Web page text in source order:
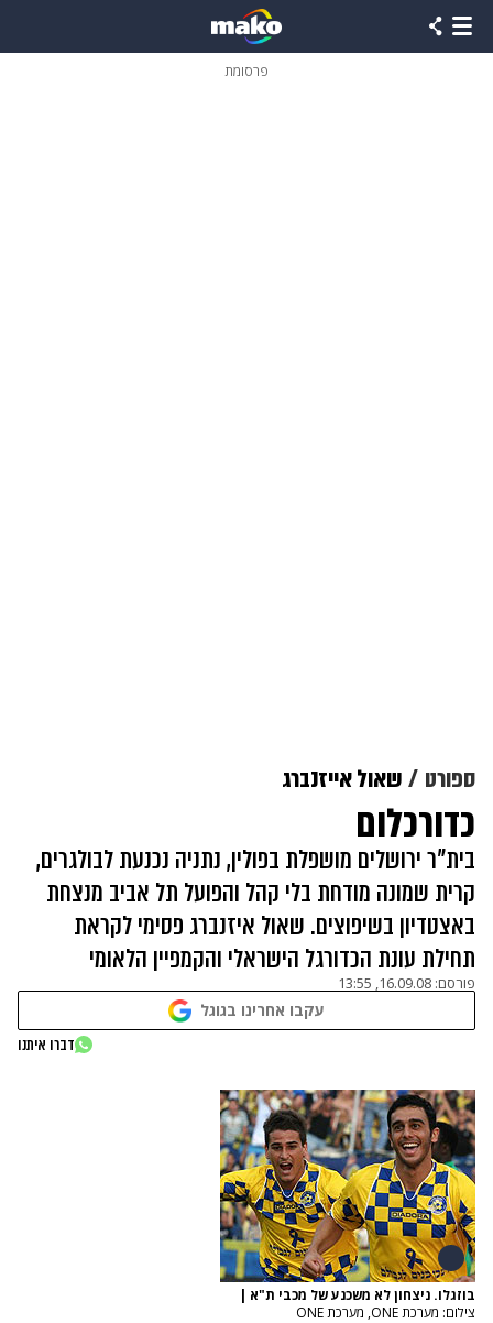
פרסומת
ספורט שאול אייזנברג
כדורכלום
בית"ר ירושלים מושפלת בפולין, נתניה נכנעת לבולגרים,
קרית שמונה מודחת בלי קהל והפועל תל אביב מנצחת
באצטדיון בשיפוצים. שאול איזנברג פסימי לקראת
תחילת עונת הכדורגל הישראלי והקמפיין הלאומי
פורסם: 16.09.08, 13:55
עקבו אחרינו בגוגל
דברו איתנו
בוזגלו. ניצחון לא משכנע של מכבי ת"א |
צילום: מערכת ONE, מערכת ONE